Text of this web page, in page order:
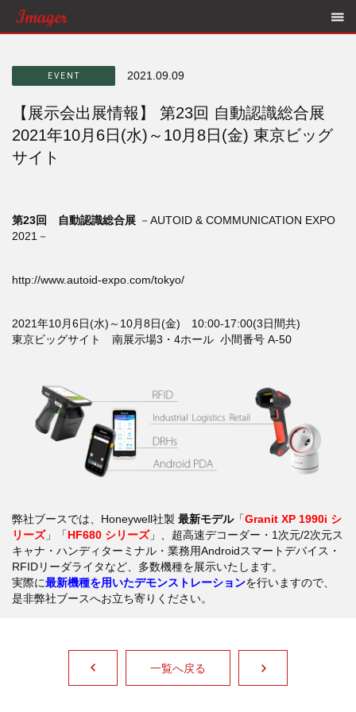
EVENT 2021.09.09
【展示会出展情報】 第23回 自動認識総合展
2021年10月6日(水)～10月8日(金) 東京ビッグ
サイト
第23回 自動認識総合展 －AUTOID & COMMUNICATION EXPO
2021－
http://www.autoid-expo.com/tokyo/
2021年10月6日(水)～10月8日(金) 10:00-17:00(3日間共)
東京ビッグサイト 南展示場3・4ホール 小間番号 A-50
弊社ブースでは、Honeywell社製 最新モデル「Granit XP 1990i シ
リーズ」「HF680 シリーズ」、超高速デコーダー・1次元/2次元ス
キャナ・ハンディターミナル・業務用Androidスマートデバイス・
RFIDリーダライタなど、多数機種を展示いたします。
実際に最新機種を用いたデモンストレーションを行いますので、
是非弊社ブースへお立ち寄りください。
一覧へ戻る